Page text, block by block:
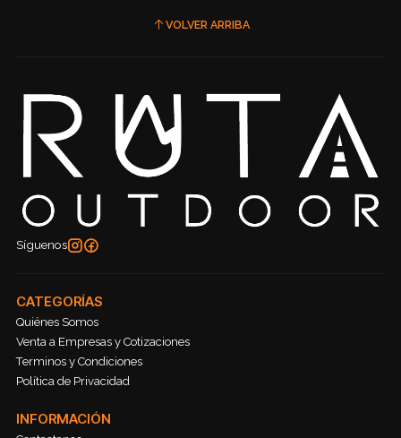
VOLVER ARRIBA
Síguenos
CATEGORÍAS
Quiénes Somos
Venta a Empresas y Cotizaciones
Terminos y Condiciones
Política de Privacidad
INFORMACIÓN